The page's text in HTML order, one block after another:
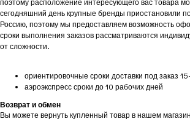
поэтому расположение интересующего вас товара
сегодняшний день крупные бренды приостановили
Россию, поэтому мы предоставляем возможность
сроки выполнения заказов рассматриваются
от сложности.
ориентировочные сроки доставки под заказ
аэроэкспресс сроки до 10 рабочих дней
Возврат и обмен
Вы можете вернуть купленный товар в нашем